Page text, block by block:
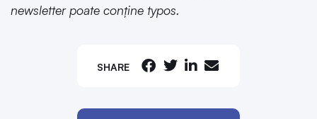
SHARE
newsletter poate conține typos.